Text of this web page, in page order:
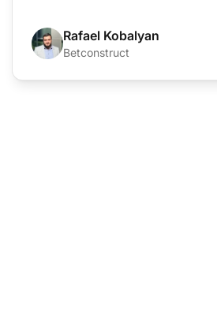
Rafael Kobalyan
Betconstruct